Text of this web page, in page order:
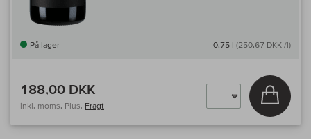
På lager 0,75 l (250,67 DKK /l)
188,00 DKK
inkl. moms, Plus. Fragt
Læg i